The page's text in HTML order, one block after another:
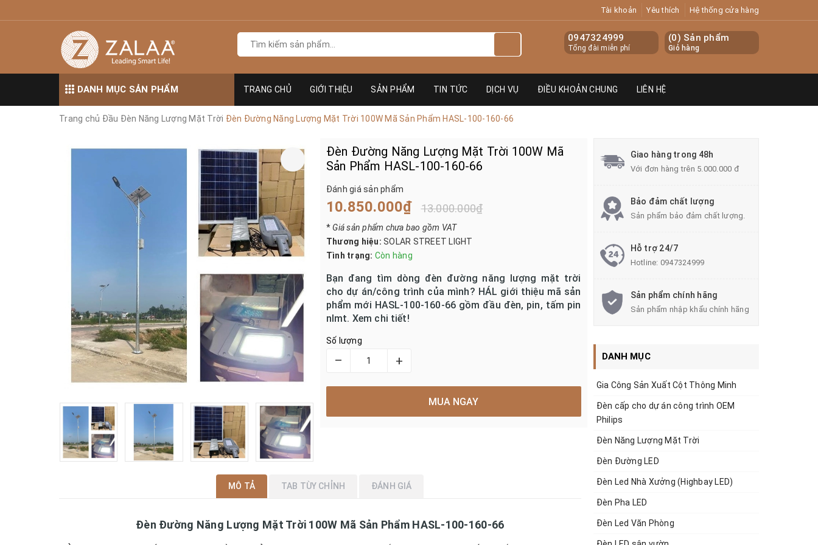
Tài khoản Yêu thích Hệ thống cửa hàng
(0) Sản phẩm
Giỏ hàng
0947324999
Tổng đài miễn phí
DANH MỤC SẢN PHẨM TRANG CHỦ GIỚI THIỆU SẢN PHẨM TIN TỨC DỊCH VỤ ĐIỀU KHOẢN CHUNG LIÊN HỆ
Trang chủ Đầu Đèn Năng Lượng Mặt Trời Đèn Đường Năng Lượng Mặt Trời 100W Mã Sản Phẩm HASL-100-160-66
Đèn Đường Năng Lượng Mặt Trời 100W Mã
Sản Phẩm HASL-100-160-66
Đánh giá sản phẩm
10.850.000₫ 13.000.000₫
*Giá sản phẩm chưa bao gồm VAT
Thương hiệu: SOLAR STREET LIGHT
Tình trạng: Còn hàng
Bạn đang tìm dòng đèn đường năng lượng mặt trời
cho dự án/công trình của mình? HÁL giới thiệu mã sản
phẩm mới HASL-100-160-66 gồm đầu đèn, pin, tấm pin
nlmt. Xem chi tiết!
Số lượng
– +
MUA NGAY
MÔ TẢ TAB TÙY CHỈNH ĐÁNH GIÁ
Đèn Đường Năng Lượng Mặt Trời 100W Mã Sản Phẩm HASL-100-160-66
Giao hàng trong 48h
Với đơn hàng trên 5.000.000 đ
Bảo đảm chất lượng
Sản phẩm bảo đảm chất lượng.
Hỗ trợ 24/7
Hotline: 0947324999
Sản phẩm chính hãng
Sản phẩm nhập khẩu chính hãng
DANH MỤC
Gia Công Sản Xuất Cột Thông Minh
Đèn cấp cho dự án công trình OEM
Philips
Đèn Năng Lượng Mặt Trời
Đèn Đường LED
Đèn Led Nhà Xưởng (Highbay LED)
Đèn Pha LED
Đèn Led Văn Phòng